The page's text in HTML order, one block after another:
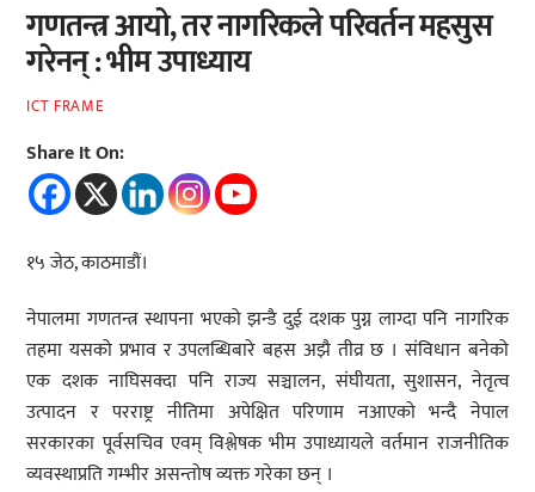
गणतन्त्र आयो, तर नागरिकले परिवर्तन महसुस
गरेनन् : भीम उपाध्याय
ICT FRAME
Share It On:
१५ जेठ, काठमाडौं।
नेपालमा गणतन्त्र स्थापना भएको झन्डै दुई दशक पुग्न लाग्दा पनि नागरिक
तहमा यसको प्रभाव र उपलब्धिबारे बहस अझै तीव्र छ । संविधान बनेको
एक दशक नाघिसक्दा पनि राज्य सञ्चालन, संघीयता, सुशासन, नेतृत्व
उत्पादन र परराष्ट्र नीतिमा अपेक्षित परिणाम नआएको भन्दै नेपाल
सरकारका पूर्वसचिव एवम् विश्लेषक भीम उपाध्यायले वर्तमान राजनीतिक
व्यवस्थाप्रति गम्भीर असन्तोष व्यक्त गरेका छन् ।